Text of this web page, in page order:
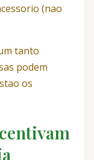
(nao
tanto
podem
os